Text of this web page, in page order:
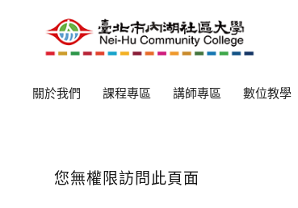
關於我們 課程專區 講師專區 數位教學
您無權限訪問此頁面